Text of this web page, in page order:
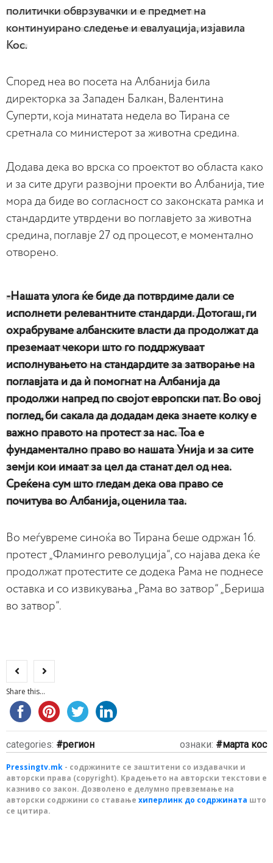
политички обврзувачки и е предмет на
континуирано следење и евалуација, изјавила
Кос.
Според неа во посета на Албанија била
директорка за Западен Балкан, Валентина
Суперти, која минатата недела во Тирана се
сретнала со министерот за животна средина.
Додава дека во врска со проектот во областа како
и за сите други развојни проекти во Албанија, тие
мора да биде во согласност со законската рамка и
стандардите утврдени во поглавјето за животна
средина, поглавје 27 од процесот, е моментално
отворено.
-Нашата улога ќе биде да потврдиме дали се
исполнети релевантните стандарди. Дотогаш, ги
охрабруваме албанските власти да продолжат да
преземаат чекори што го поддржуваат
исполнувањето на стандардите за затворање на
поглавјата и да ѝ помогнат на Албанија да
продолжи напред по својот европски пат. Во овој
поглед, би сакала да додадам дека знаете колку е
важно правото на протест за нас. Тоа е
фундаментално право во нашата Унија и за сите
земји кои имаат за цел да станат дел од неа.
Среќена сум што гледам дека ова право се
почитува во Албанија, оценила таа.
Во меѓувреме синоќа во Тирана беше одржан 16.
протест „Фламинго револуција“, со најава дека ќе
продолжат протестите се додека Рама не поднесе
оставка и со извикувања „Рама во затвор“ „Бериша
во затвор“.
Share this...
categories: регион ознаки: марта кос
Pressingtv.mk - содржините се заштитени со издавачки и
авторски права (copyright). Крадењето на авторски текстови е
казниво со закон. Дозволено е делумно превземање на
авторски содржини со ставање хиперлинк до содржината што
се цитира.